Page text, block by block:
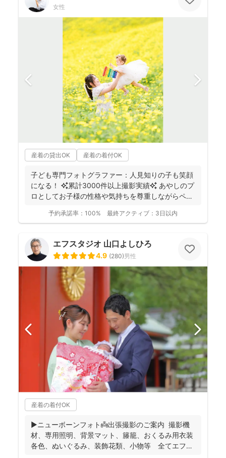
女性
産着の貸出OK 産着の着付OK
子ども専門フォトグラファー：人見知りの子も笑顔
になる！ ✨累計3000件以上撮影実績✨ あやしのプ
ロとしてお子様の性格や気持ちを尊重しながらペー
予約承諾率： 100% 最終アクティブ： 3日以内
エフスタジオ 山口よしひろ
4.9 (280)男性
産着の着付OK
▶︎ニューボーンフォト👼出張撮影のご案内 撮影機
材、専用照明、背景マット、籐籠、おくるみ用衣装
各色、ぬいぐるみ、装飾花類、小物等 全てエフ・